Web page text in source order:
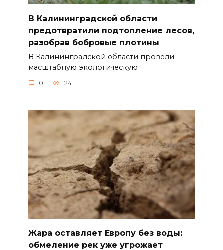
В Калининградской области
предотвратили подтопление лесов,
разобрав бобровые плотины
В Калининградской области провели
масштабную экологическую
0 24
Жара оставляет Европу без воды:
обмеление рек уже угрожает